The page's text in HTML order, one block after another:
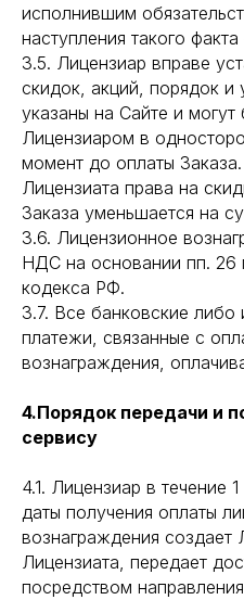
исполнившим
наступления такого
3.5. Лицензиар вправе
скидок, акций, порядок и
указаны на Сайте и могут
Лицензиаром в
момент до оплаты
Лицензиата права на
Заказа уменьшается на
3.6. Лицензионное
НДС на основании пп. 26
кодекса РФ.
3.7. Все банковские
платежи, связанные с
вознаграждения,
4.Порядок передачи и
сервису
4.1. Лицензиар в течение
даты получения оплаты
вознаграждения создает
Лицензиата, передает
посредством